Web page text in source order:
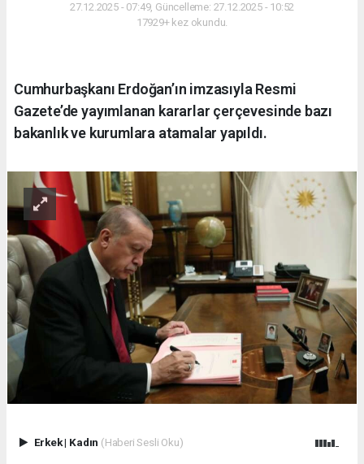
27.12.2025 - 07:49, Güncelleme: 27.12.2025 - 10:52
17929+ kez okundu.
Cumhurbaşkanı Erdoğan’ın imzasıyla Resmi
Gazete’de yayımlanan kararlar çerçevesinde bazı
bakanlık ve kurumlara atamalar yapıldı.
Erkek| Kadın (Haberi Sesli Oku)